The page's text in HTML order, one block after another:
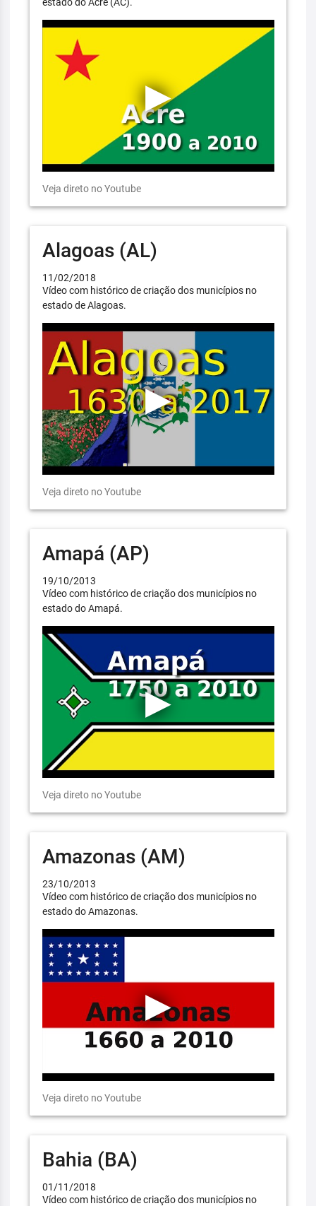
Veja direto no Youtube
Alagoas (AL)
11/02/2018
Vídeo com histórico de criação dos municípios no
estado de Alagoas.
Veja direto no Youtube
Amapá (AP)
19/10/2013
Vídeo com histórico de criação dos municípios no
estado do Amapá.
Veja direto no Youtube
Amazonas (AM)
23/10/2013
Vídeo com histórico de criação dos municípios no
estado do Amazonas.
Veja direto no Youtube
Bahia (BA)
01/11/2018
Vídeo com histórico de criação dos municípios no